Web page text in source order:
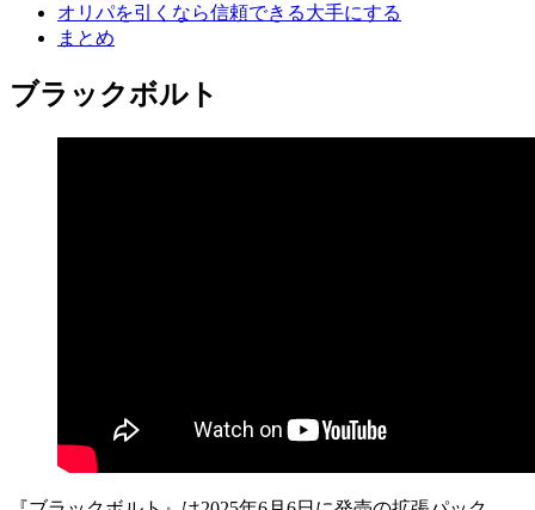
オリパを引くなら信頼できる大手にする
まとめ
ブラックボルト